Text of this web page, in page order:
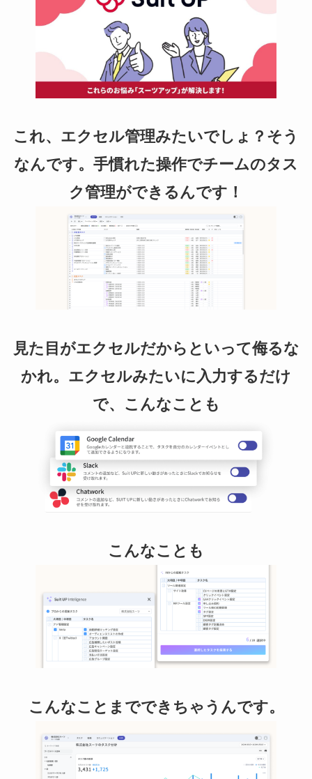
これ、エクセル管理みたいでしょ？そう
なんです。手慣れた操作でチームのタス
ク管理ができるんです！
見た目がエクセルだからといって侮るな
かれ。エクセルみたいに入力するだけ
で、こんなことも
こんなことも
こんなことまでできちゃうんです。